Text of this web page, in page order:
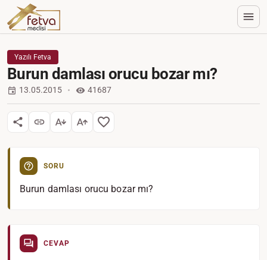
Yazılı Fetva
Burun damlası orucu bozar mı?
13.05.2015 41687
SORU
Burun damlası orucu bozar mı?
CEVAP